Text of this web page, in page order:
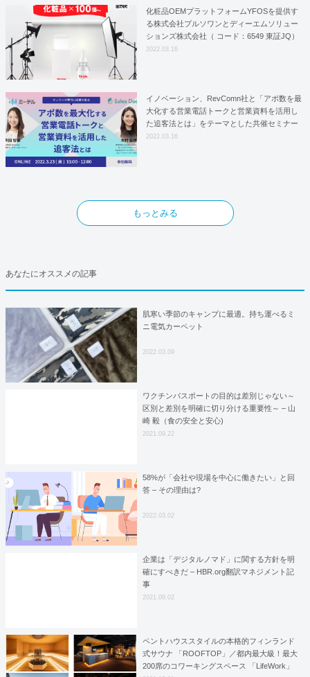
化粧品OEMプラットフォームYFOSを提供す
る株式会社プルソワンとディーエムソリュー
ションズ株式会社（ コード：6549 東証JQ）
はYFOSにおけるロジスティクスパートナー
2022.03.16
イノベーション、RevComn社と「アポ数を最
大化する営業電話トークと営業資料を活用し
た追客法とは」をテーマとした共催セミナー
を開催！
2022.03.16
もっとみる
あなたにオススメの記事
肌寒い季節のキャンプに最適。持ち運べるミ
ニ電気カーペット
2022.03.09
ワクチンパスポートの目的は差別じゃない～
区別と差別を明確に切り分ける重要性～ – 山
崎 毅（食の安全と安心)
2021.09.22
58%が「会社や現場を中心に働きたい」と回
答 – その理由は?
2022.03.02
企業は「デジタルノマド」に関する方針を明
確にすべきだ – HBR.org翻訳マネジメント記
事
2021.09.02
ペントハウススタイルの本格的フィンランド
式サウナ 「ROOFTOP」／都内最大級！最大
200席のコワーキングスペース 「LifeWork」